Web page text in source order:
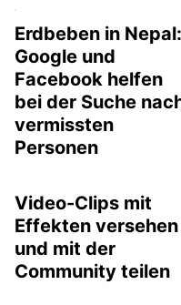
Erdbeben in Nepal:
Google und
Facebook helfen
bei der Suche
vermissten
Personen
Video-Clips mit
Effekten versehen
und mit der
Community teilen